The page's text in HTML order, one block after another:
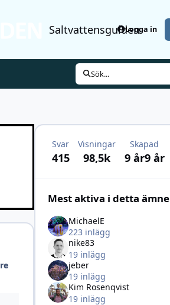
SaltvattensguidenLogga in
Sök...
Svar
415
Visningar
98,5k
Skapad
9 år9 år
Mest aktiva i detta ämne
MichaelE
223 inlägg
nike83
19 inlägg
jeber
19 inlägg
Kim Rosenqvist
19 inlägg